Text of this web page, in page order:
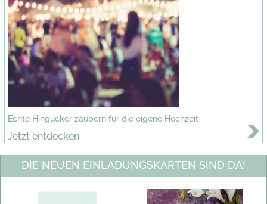
Echte Hingucker zaubern für die eigene Hochzeit
Jetzt entdecken
DIE NEUEN EINLADUNGSKARTEN SIND DA!